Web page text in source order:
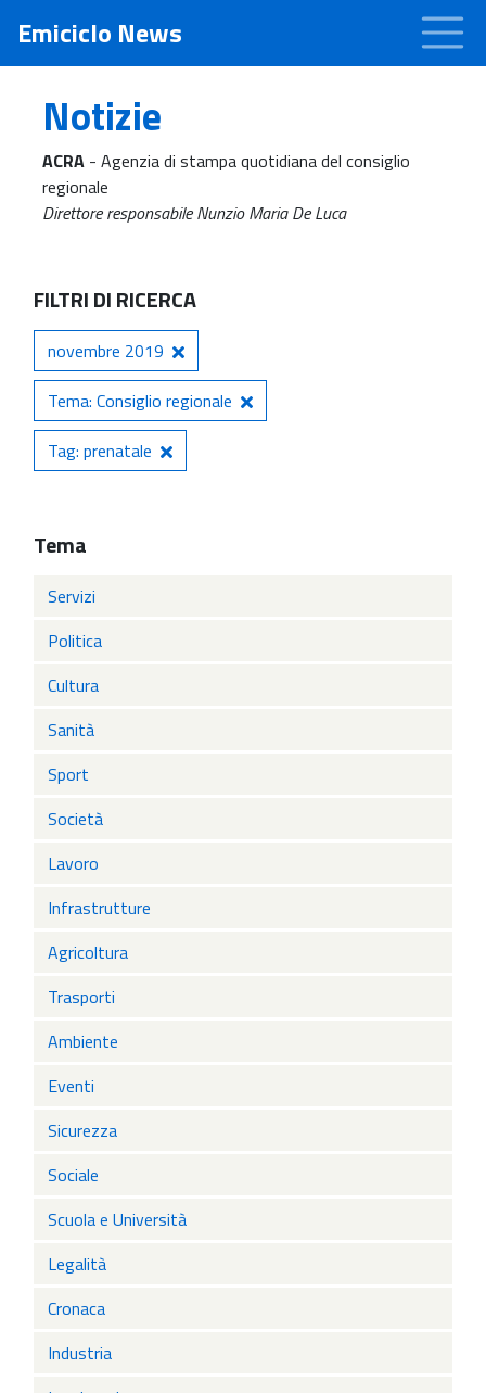
Emiciclo News
Notizie
ACRA - Agenzia di stampa quotidiana del consiglio
regionale
Direttore responsabile Nunzio Maria De Luca
FILTRI DI RICERCA
novembre 2019
Tema: Consiglio regionale
Tag: prenatale
Tema
Servizi
Politica
Cultura
Sanità
Sport
Società
Lavoro
Infrastrutture
Agricoltura
Trasporti
Ambiente
Eventi
Sicurezza
Sociale
Scuola e Università
Legalità
Cronaca
Industria